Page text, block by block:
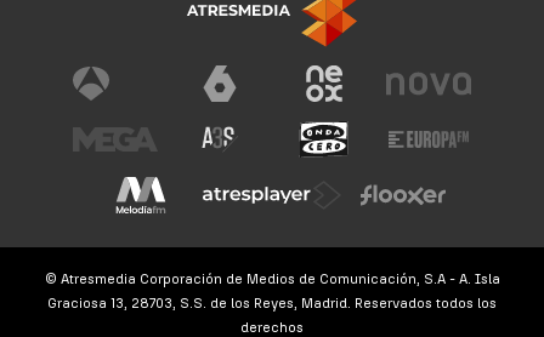
© Atresmedia Corporación de Medios de Comunicación, S.A - A. Isla
Graciosa 13, 28703, S.S. de los Reyes, Madrid. Reservados todos los
derechos